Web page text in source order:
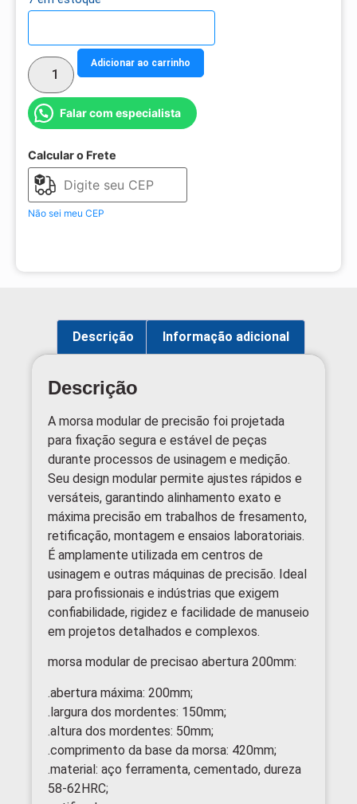
Adicionar ao carrinho
Falar com especialista
Calcular o Frete
Não sei meu CEP
Descrição Informação adicional
Descrição
A morsa modular de precisão foi projetada
para fixação segura e estável de peças
durante processos de usinagem e medição.
Seu design modular permite ajustes rápidos e
versáteis, garantindo alinhamento exato e
máxima precisão em trabalhos de fresamento,
retificação, montagem e ensaios laboratoriais.
É amplamente utilizada em centros de
usinagem e outras máquinas de precisão. Ideal
para profissionais e indústrias que exigem
confiabilidade, rigidez e facilidade de manuseio
em projetos detalhados e complexos.
morsa modular de precisao abertura 200mm:
.abertura máxima: 200mm;
.largura dos mordentes: 150mm;
.altura dos mordentes: 50mm;
.comprimento da base da morsa: 420mm;
.material: aço ferramenta, cementado, dureza
58-62HRC;